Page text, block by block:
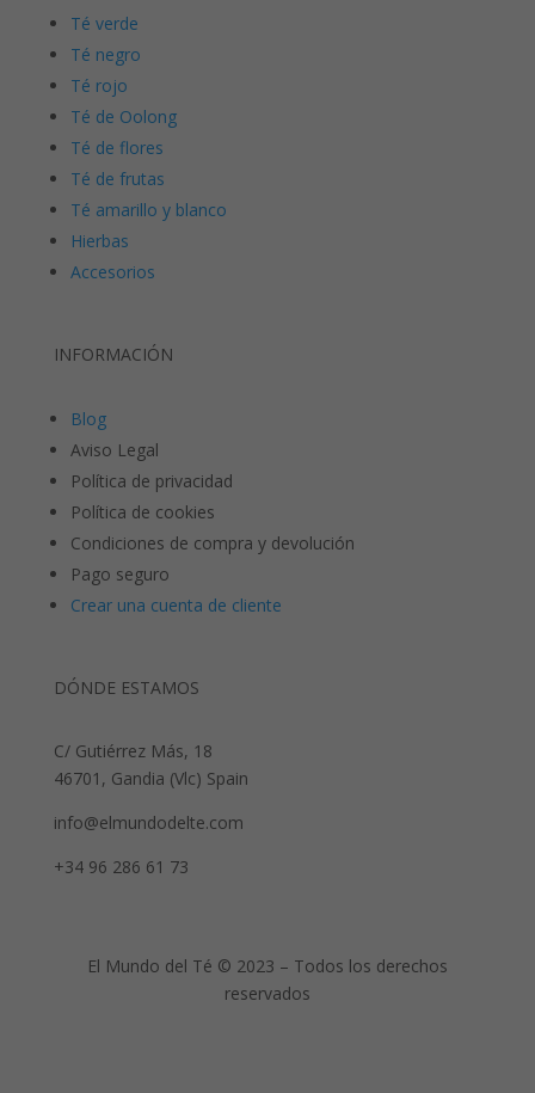
Té verde
Té negro
Té rojo
Té de Oolong
Té de flores
Té de frutas
Té amarillo y blanco
Hierbas
Accesorios
INFORMACIÓN
Blog
Aviso Legal
Política de privacidad
Política de cookies
Condiciones de compra y devolución
Pago seguro
Crear una cuenta de cliente
DÓNDE ESTAMOS
C/ Gutiérrez Más, 18
46701, Gandia (Vlc) Spain
info@elmundodelte.com
+34 96 286 61 73
El Mundo del Té © 2023 – Todos los derechos
reservados